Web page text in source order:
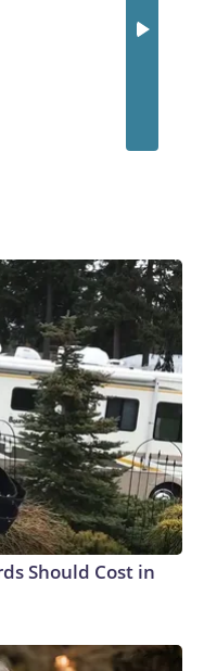
3 hours
Should Cost in